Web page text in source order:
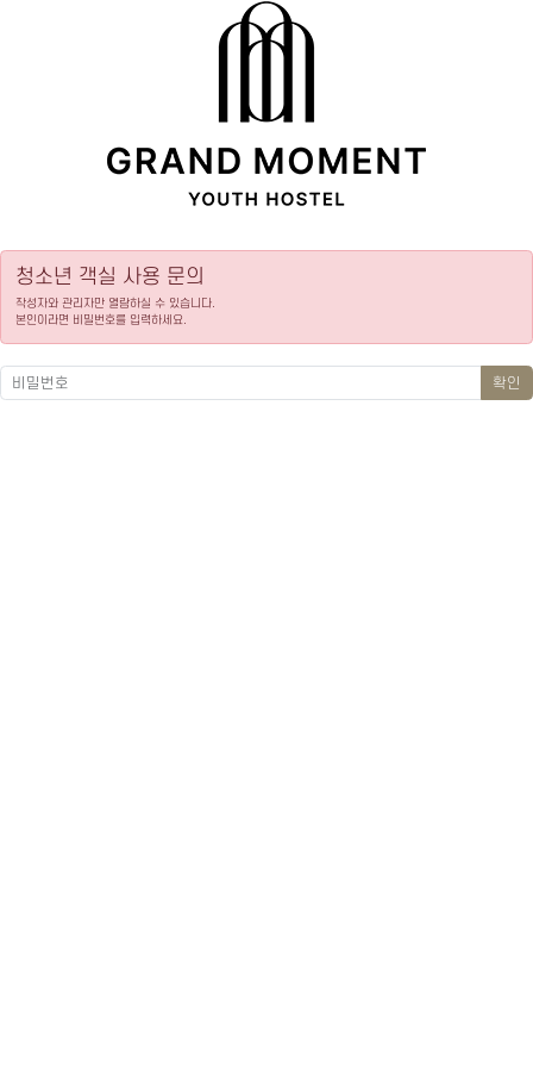
청소년 객실 사용 문의
작성자와 관리자만 열람하실 수 있습니다.
본인이라면 비밀번호를 입력하세요.
확인